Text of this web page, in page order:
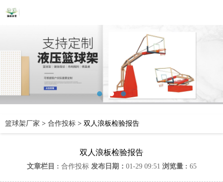
篮球架厂家 > 合作投标 > 双人浪板检验报告
双人浪板检验报告
文章栏目 : 合作投标 发布日期： 01-29 09:51 浏览量 : 65